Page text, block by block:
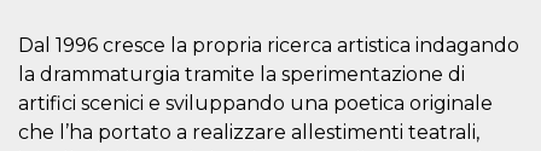
Dal 1996 cresce la propria ricerca artistica indagando
la drammaturgia tramite la sperimentazione di
artifici scenici e sviluppando una poetica originale
che l’ha portato a realizzare allestimenti teatrali,
a logged-in
status for a
user
between
pages.
This cookie